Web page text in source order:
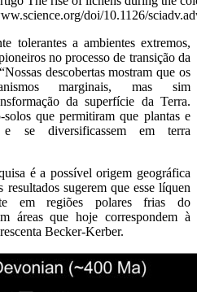
doi/10.1126/
tolerantes a ambientes extremos,
no processo de transição da
descobertas mostram que os
marginais, mas sim
da superfície da Terra.
que permitiram que plantas e
e se diversificassem em terra
é a possível origem geográfica
sugerem que esse líquen
em regiões polares frias do
áreas que hoje correspondem à
Becker-Kerber.